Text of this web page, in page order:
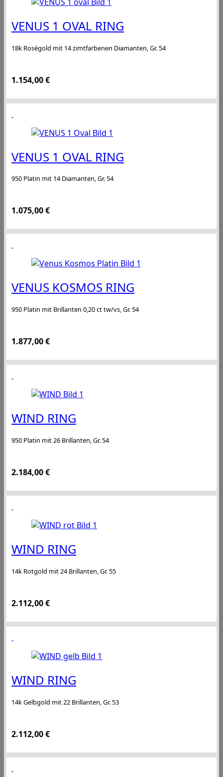
VENUS 1 OVAL RING
18k Roségold mit 14 zimtfarbenen Diamanten, Gr. 54
1.154,00€
VENUS 1 OVAL RING
950 Platin mit 14 Diamanten, Gr. 54
1.075,00€
VENUS KOSMOS RING
950 Platin mit Brillanten 0,20 ct tw/vs, Gr. 54
1.877,00€
WIND RING
950 Platin mit 26 Brillanten, Gr. 54
2.184,00€
WIND RING
14k Rotgold mit 24 Brillanten, Gr. 55
2.112,00€
WIND RING
14k Gelbgold mit 22 Brillanten, Gr. 53
2.112,00€